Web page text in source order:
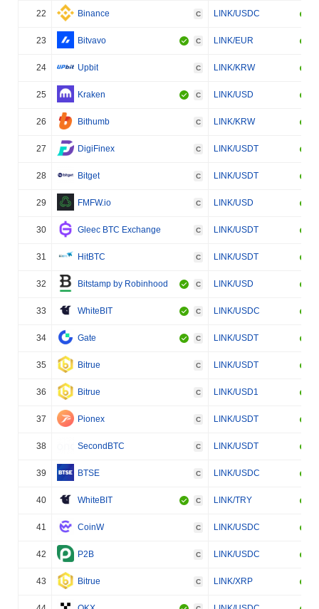
22 Binance C LINK/USDC
23 Bitvavo C LINK/EUR
24 Upbit C LINK/KRW
25 Kraken C LINK/USD
26 Bithumb C LINK/KRW
27 DigiFinex C LINK/USDT
28 Bitget C LINK/USDT
29 FMFW.io C LINK/USD
30 Gleec BTC Exchange C LINK/USDT
31 HitBTC C LINK/USDT
32 Bitstamp by Robinhood C LINK/USD
33 WhiteBIT C LINK/USDC
34 Gate C LINK/USDT
35 Bitrue C LINK/USDT
36 Bitrue C LINK/USD1
37 Pionex C LINK/USDT
38 SecondBTC C LINK/USDT
39 BTSE C LINK/USDC
40 WhiteBIT C LINK/TRY
41 CoinW C LINK/USDC
42 P2B C LINK/USDC
43 Bitrue C LINK/XRP